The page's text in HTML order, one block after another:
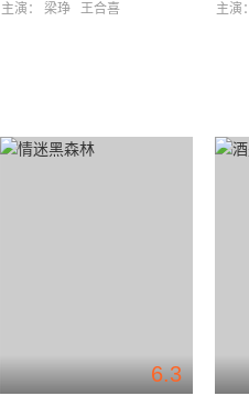
主演： 梁琤 王合喜 主演
6.3